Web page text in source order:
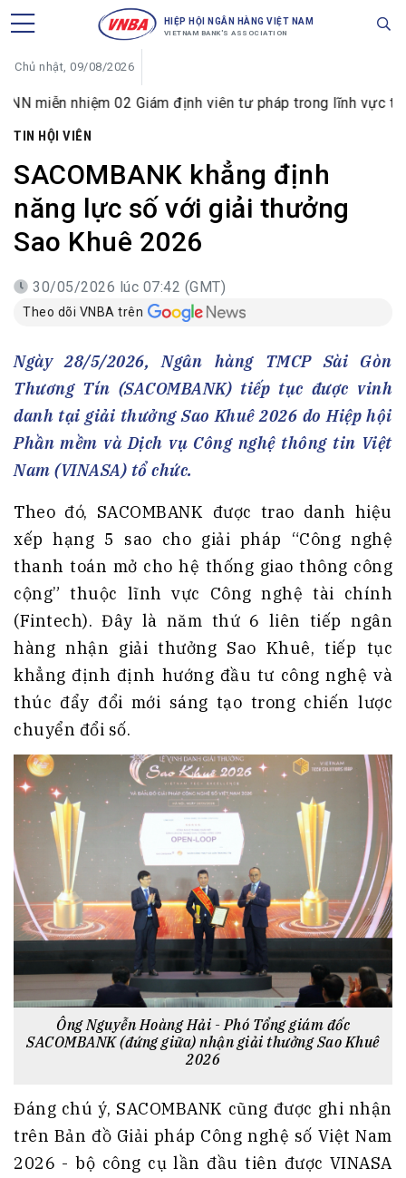
HIỆP HỘI NGÂN HÀNG VIỆT NAM
VIETNAM BANK'S ASSOCIATION
Chủ nhật, 09/08/2026
02 Giám định viên tư pháp trong lĩnh vực tiền tệ và
TIN HỘI VIÊN
SACOMBANK khẳng định
năng lực số với giải thưởng
Sao Khuê 2026
30/05/2026 lúc 07:42 (GMT)
Theo dõi VNBA trên
Ngày 28/5/2026, Ngân hàng TMCP Sài Gòn
Thương Tín (SACOMBANK) tiếp tục được vinh
danh tại giải thưởng Sao Khuê 2026 do Hiệp hội
Phần mềm và Dịch vụ Công nghệ thông tin Việt
Nam (VINASA) tổ chức.
Theo đó, SACOMBANK được trao danh hiệu
xếp hạng 5 sao cho giải pháp “Công nghệ
thanh toán mở cho hệ thống giao thông công
cộng” thuộc lĩnh vực Công nghệ tài chính
(Fintech). Đây là năm thứ 6 liên tiếp ngân
hàng nhận giải thưởng Sao Khuê, tiếp tục
khẳng định định hướng đầu tư công nghệ và
thúc đẩy đổi mới sáng tạo trong chiến lược
chuyển đổi số.
Ông Nguyễn Hoàng Hải - Phó Tổng giám đốc
SACOMBANK (đứng giữa) nhận giải thưởng Sao Khuê
2026
Đáng chú ý, SACOMBANK cũng được ghi nhận
trên Bản đồ Giải pháp Công nghệ số Việt Nam
2026 - bộ công cụ lần đầu tiên được VINASA